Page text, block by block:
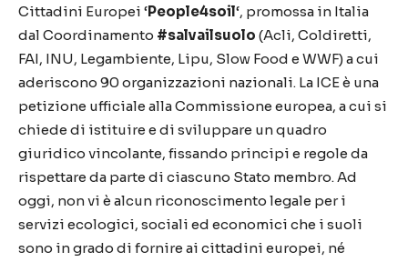
Cittadini Europei ‘People4soil‘, promossa in Italia
dal Coordinamento #salvailsuolo (Acli, Coldiretti,
FAI, INU, Legambiente, Lipu, Slow Food e WWF) a cui
aderiscono 90 organizzazioni nazionali. La ICE è una
petizione ufficiale alla Commissione europea, a cui si
chiede di istituire e di sviluppare un quadro
giuridico vincolante, fissando principi e regole da
rispettare da parte di ciascuno Stato membro. Ad
oggi, non vi è alcun riconoscimento legale per i
servizi ecologici, sociali ed economici che i suoli
sono in grado di fornire ai cittadini europei, né